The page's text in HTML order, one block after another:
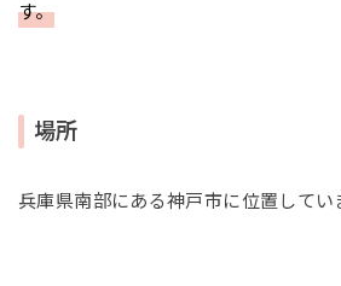
す。
場所
兵庫県南部にある神戸市に位置してい